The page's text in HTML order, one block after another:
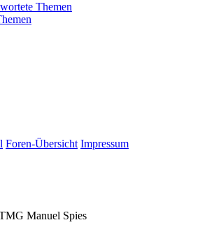
Themen
Foren-Übersicht Impressum
Manuel Spies